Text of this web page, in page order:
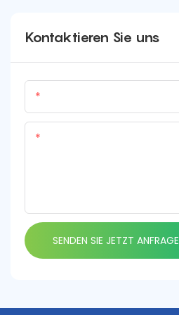
Kontaktieren Sie uns
SENDEN SIE JETZT ANFRAGE